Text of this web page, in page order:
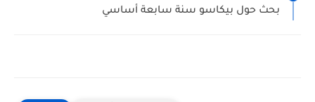
بحث حول بيكاسو سنة سابعة أساسي